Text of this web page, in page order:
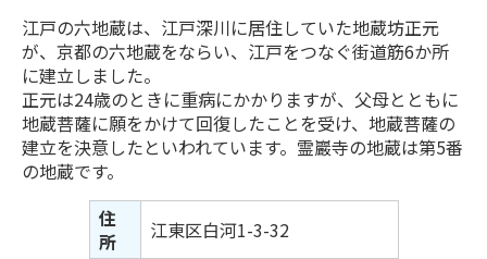
江戸の六地蔵は、江戸深川に居住していた地蔵坊正元
が、京都の六地蔵をならい、江戸をつなぐ街道筋6か所
に建立しました。
正元は24歳のときに重病にかかりますが、父母とともに
地蔵菩薩に願をかけて回復したことを受け、地蔵菩薩の
建立を決意したといわれています。霊巖寺の地蔵は第5番
の地蔵です。
住
所
江東区白河1-3-32